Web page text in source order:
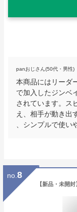
panおじさん(50代・男性)
本商品にはリーダ
で加入したジンベ
されています。ス
え、相手が動き出
、シンプルで使い
no. 8